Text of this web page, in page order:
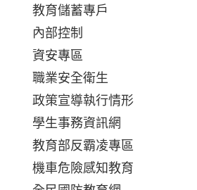
教育儲蓄專戶
內部控制
資安專區
職業安全衛生
政策宣導執行情形
學生事務資訊網
教育部反霸凌專區
機車危險感知教育